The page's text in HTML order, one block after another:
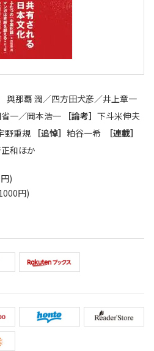
與那覇 潤／四方田犬彦／井上章一
一／岡本浩一 ［論考］ 下斗米伸夫
野重規 ［追悼］ 粕谷一希
［連載］
和ほか
)
円)